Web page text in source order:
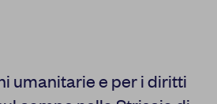
umanitarie e per i diritti